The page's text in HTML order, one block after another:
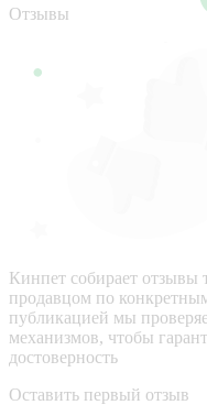
Отзывы
Кинпет собирает отзывы
продавцом по
публикацией мы
механизмов, чтобы
достоверность
Оставить первый отзыв